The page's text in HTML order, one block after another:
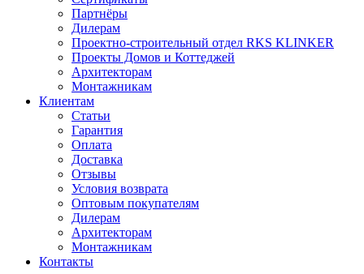
Партнёры
Дилерам
Проектно-строительный отдел RKS KLINKER
Проекты Домов и Коттеджей
Архитекторам
Монтажникам
Клиентам
Статьи
Гарантия
Оплата
Доставка
Отзывы
Условия возврата
Оптовым покупателям
Дилерам
Архитекторам
Монтажникам
Контакты